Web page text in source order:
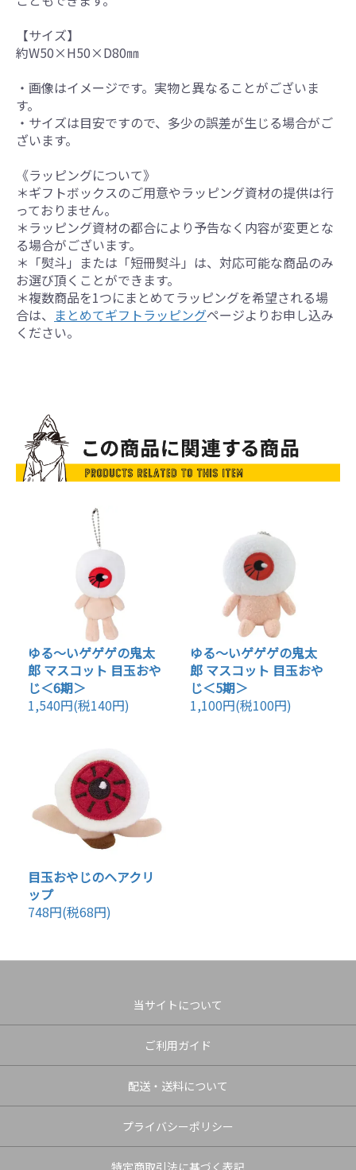
【サイズ】
約W50×H50×D80㎜
・画像はイメージです。実物と異なることがございま
す。
・サイズは目安ですので、多少の誤差が生じる場合がご
ざいます。
《ラッピングについて》
＊ギフトボックスのご用意やラッピング資材の提供は行
っておりません。
＊ラッピング資材の都合により予告なく内容が変更とな
る場合がございます。
＊「熨斗」または「短冊熨斗」は、対応可能な商品のみ
お選び頂くことができます。
＊複数商品を1つにまとめてラッピングを希望される場
合は、 まとめてギフトラッピングページよりお申し込み
ください。
ゆる～いゲゲゲの鬼太
郎 マスコット 目玉おや
じ＜6期＞
1,540円(税140円)
ゆる～いゲゲゲの鬼太
郎 マスコット 目玉おや
じ＜5期＞
1,100円(税100円)
目玉おやじのヘアクリ
ップ
748円(税68円)
当サイトについて
ご利用ガイド
配送・送料について
プライバシーポリシー
特定商取引法に基づく表記